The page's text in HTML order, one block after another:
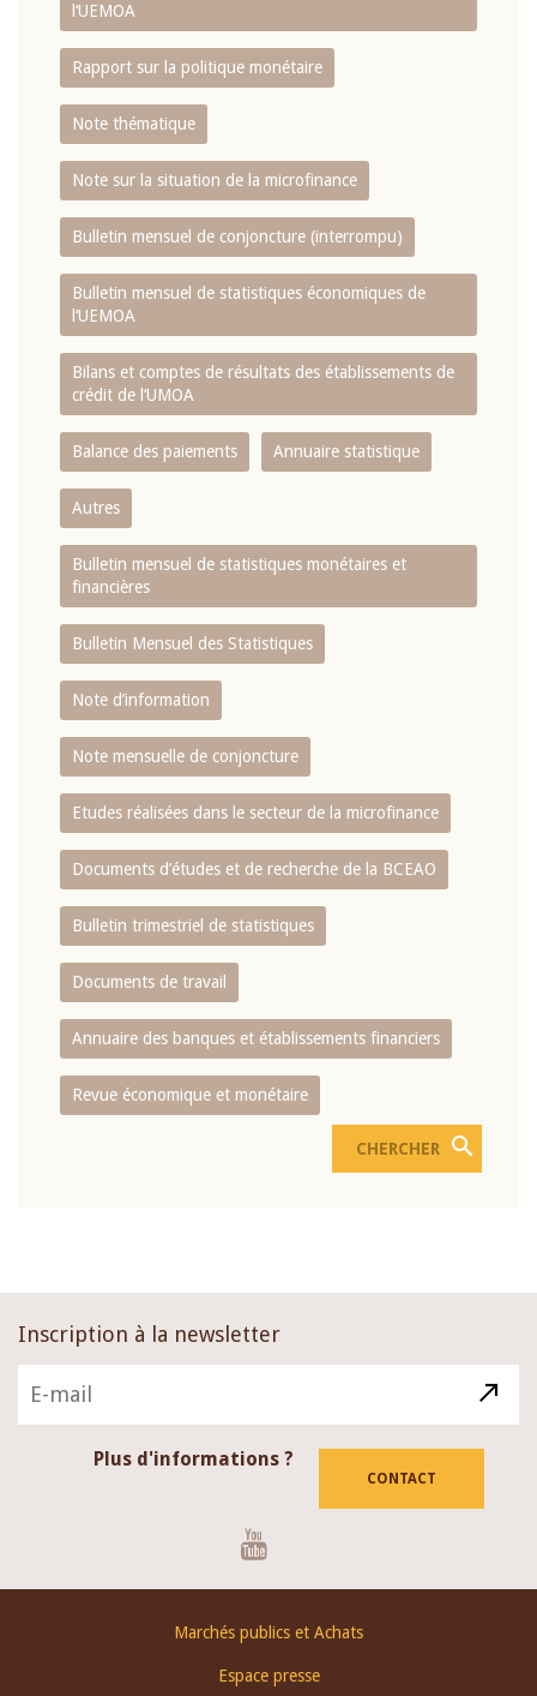
l‘UEMOA
Rapport sur la politique monétaire
Note thématique
Note sur la situation de la microfinance
Bulletin mensuel de conjoncture (interrompu)
Bulletin mensuel de statistiques économiques de
l‘UEMOA
Bilans et comptes de résultats des établissements de
crédit de l‘UMOA
Balance des paiements Annuaire statistique
Autres
Bulletin mensuel de statistiques monétaires et
financières
Bulletin Mensuel des Statistiques
Note d’information
Note mensuelle de conjoncture
Etudes réalisées dans le secteur de la microfinance
Documents d’études et de recherche de la BCEAO
Bulletin trimestriel de statistiques
Documents de travail
Annuaire des banques et établissements financiers
Revue économique et monétaire
Inscription à la newsletter
Plus d'informations ?
CONTACT
Marchés publics et Achats
Espace presse